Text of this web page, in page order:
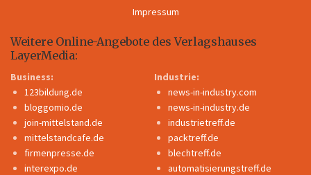
Impressum
Weitere Online-Angebote des Verlagshauses
LayerMedia:
Business:
123bildung.de
bloggomio.de
join-mittelstand.de
mittelstandcafe.de
firmenpresse.de
interexpo.de
Industrie:
news-in-industry.com
news-in-industry.de
industrietreff.de
packtreff.de
blechtreff.de
automatisierungstreff.de